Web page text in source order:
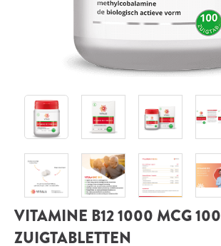
VITAMINE B12 1000 MCG 100
ZUIGTABLETTEN